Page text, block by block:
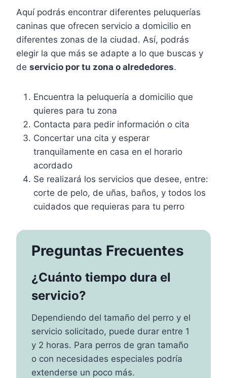
Aquí podrás encontrar diferentes peluquerías
caninas que ofrecen servicio a domicilio en
diferentes zonas de la ciudad. Así, podrás
elegir la que más se adapte a lo que buscas y
de servicio por tu zona o alrededores.
Encuentra la peluquería a domicilio que
quieres para tu zona
Contacta para pedir información o cita
Concertar una cita y esperar
tranquilamente en casa en el horario
acordado
Se realizará los servicios que desee, entre:
corte de pelo, de uñas, baños, y todos los
cuidados que requieras para tu perro
Preguntas Frecuentes
¿Cuánto tiempo dura el
servicio?
Dependiendo del tamaño del perro y el
servicio solicitado, puede durar entre 1
y 2 horas. Para perros de gran tamaño
o con necesidades especiales podría
extenderse un poco más.